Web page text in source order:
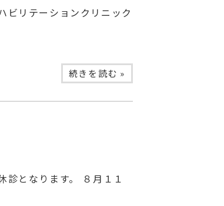
ビリテーションクリニック
続きを読む »
診となります。 ８月１１